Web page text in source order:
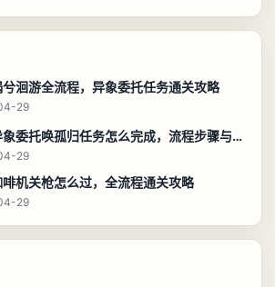
洄游全流程，异象委托任务通关攻略
29
异环异象委托唤孤归任务怎么完成，流程步骤与位置攻略
29
机关枪怎么过，全流程通关攻略
29